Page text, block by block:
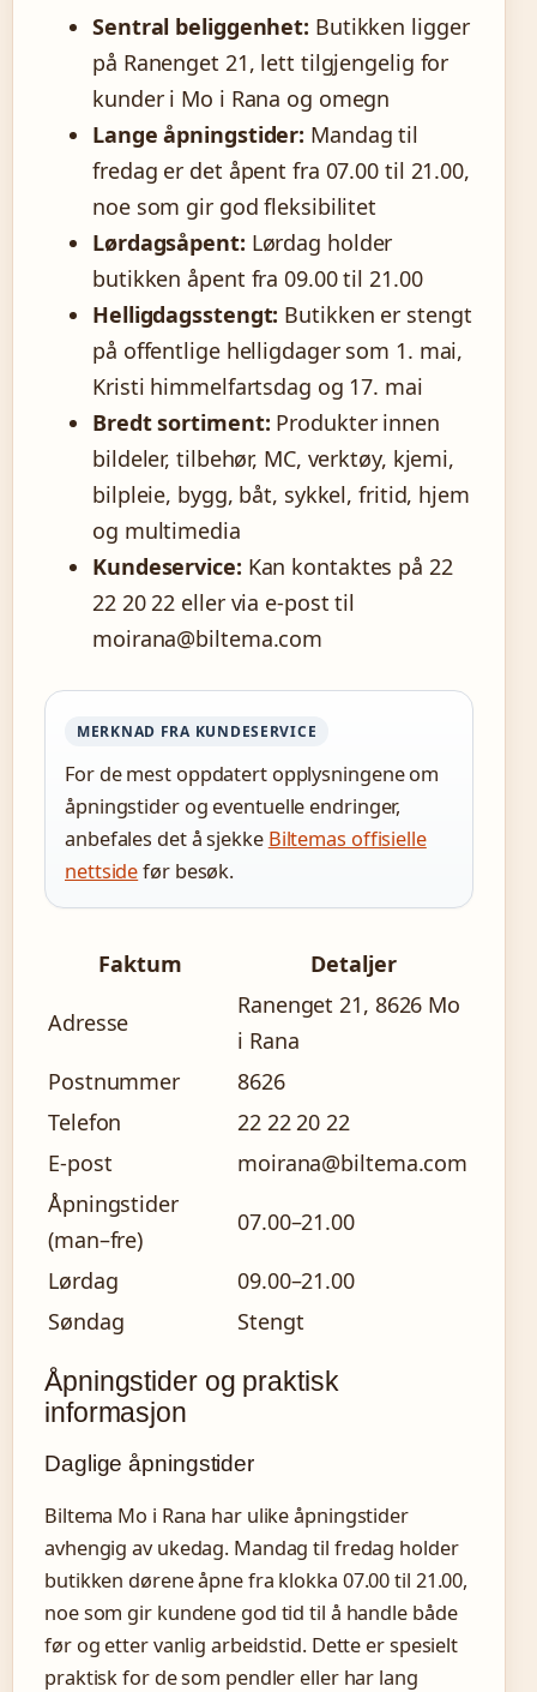
Sentral beliggenhet: Butikken ligger
på Ranenget 21, lett tilgjengelig for
kunder i Mo i Rana og omegn
Lange åpningstider: Mandag til
fredag er det åpent fra 07.00 til 21.00,
noe som gir god fleksibilitet
Lørdagsåpent: Lørdag holder
butikken åpent fra 09.00 til 21.00
Helligdagsstengt: Butikken er stengt
på offentlige helligdager som 1. mai,
Kristi himmelfartsdag og 17. mai
Bredt sortiment: Produkter innen
bildeler, tilbehør, MC, verktøy, kjemi,
bilpleie, bygg, båt, sykkel, fritid, hjem
og multimedia
Kundeservice: Kan kontaktes på 22
22 20 22 eller via e-post til
moirana@biltema.com
MERKNAD FRA KUNDESERVICE
For de mest oppdatert opplysningene om
åpningstider og eventuelle endringer,
anbefales det å sjekke Biltemas offisielle
nettsidefør besøk.
Faktum Detaljer
Adresse
Ranenget 21, 8626 Mo
i Rana
Postnummer
8626
Telefon
22 22 20 22
E-post
moirana@biltema.com
Åpningstider
(man–fre)
07.00–21.00
Lørdag
09.00–21.00
Søndag
Stengt
Åpningstider og praktisk
informasjon
Daglige åpningstider
Biltema Mo i Rana har ulike åpningstider
avhengig av ukedag. Mandag til fredag holder
butikken dørene åpne fra klokka 07.00 til 21.00,
noe som gir kundene god tid til å handle både
før og etter vanlig arbeidstid. Dette er spesielt
praktisk for de som pendler eller har lang